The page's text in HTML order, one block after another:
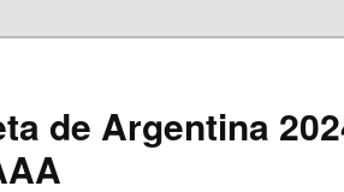
de Argentina